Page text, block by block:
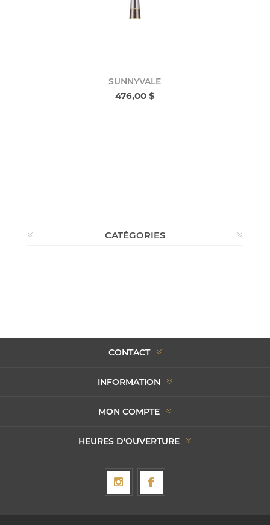
SUNNYVALE
476,00 $
CATÉGORIES
CONTACT
INFORMATION
MON COMPTE
HEURES D'OUVERTURE